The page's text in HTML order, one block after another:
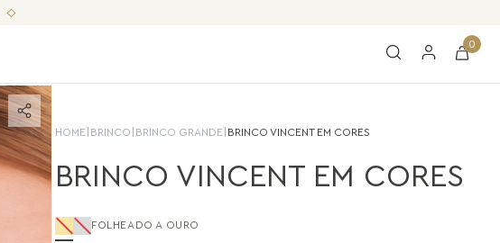
0
HOME BRINCO BRINCO GRANDE BRINCO VINCENT EM CORES
BRINCO VINCENT EM CORES
FOLHEADO A OURO